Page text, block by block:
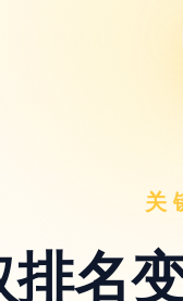
关
排名